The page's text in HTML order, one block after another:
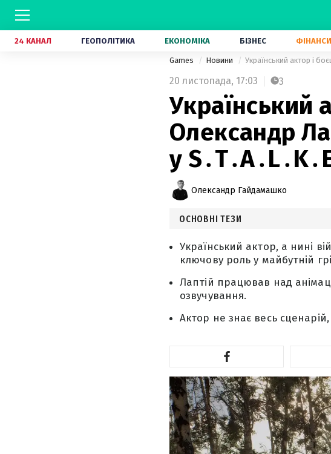
24 КАНАЛ ГЕОПОЛІТИКА ЕКОНОМІКА БІЗНЕС ФІНАНСИ
Games Новини Український актор і
20 листопада, 17:03 3
Український
Олександр
у
Олександр Гайдамашко
ОСНОВНІ ТЕЗИ
Український актор, а нині
ключову роль у майбутній грі
Лаптій працював над
озвучування.
Актор не знає весь